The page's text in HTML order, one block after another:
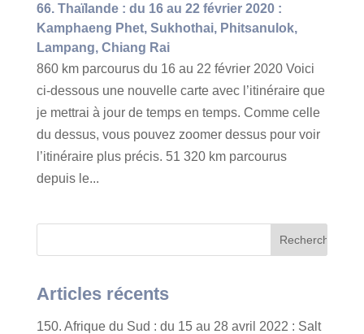
66. Thaïlande : du 16 au 22 février 2020 :
Kamphaeng Phet, Sukhothai, Phitsanulok,
Lampang, Chiang Rai
860 km parcourus du 16 au 22 février 2020 Voici
ci-dessous une nouvelle carte avec l’itinéraire que
je mettrai à jour de temps en temps. Comme celle
du dessus, vous pouvez zoomer dessus pour voir
l’itinéraire plus précis. 51 320 km parcourus
depuis le...
Articles récents
150. Afrique du Sud : du 15 au 28 avril 2022 : Salt